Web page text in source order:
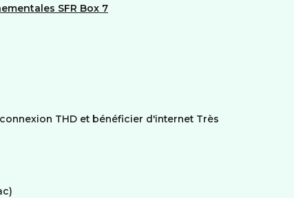
SFR Box 7
THD et bénéficier d'internet Très